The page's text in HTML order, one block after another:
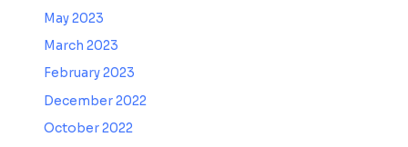
May 2023
March 2023
February 2023
December 2022
October 2022